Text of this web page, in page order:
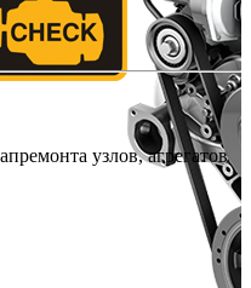
узлов, агрегатов